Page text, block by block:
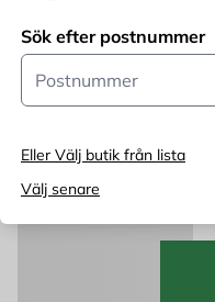
Sök efter postnummer
Postnummer
Eller Välj butik från lista
Välj senare